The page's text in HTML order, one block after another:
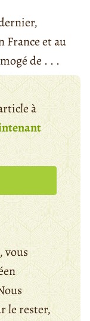
France et au
de . . .
à
vous
le rester,